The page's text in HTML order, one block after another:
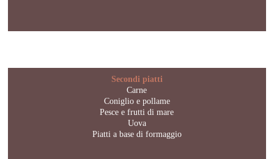
Secondi piatti
Carne
Coniglio e pollame
Pesce e frutti di mare
Uova
Piatti a base di formaggio